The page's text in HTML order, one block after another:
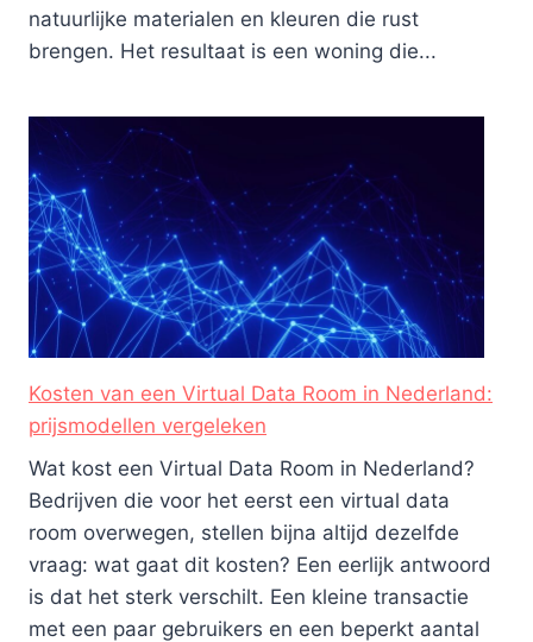
natuurlijke materialen en kleuren die rust
brengen. Het resultaat is een woning die...
Kosten van een Virtual Data Room in Nederland:
prijsmodellen vergeleken
Wat kost een Virtual Data Room in Nederland?
Bedrijven die voor het eerst een virtual data
room overwegen, stellen bijna altijd dezelfde
vraag: wat gaat dit kosten? Een eerlijk antwoord
is dat het sterk verschilt. Een kleine transactie
met een paar gebruikers en een beperkt aantal